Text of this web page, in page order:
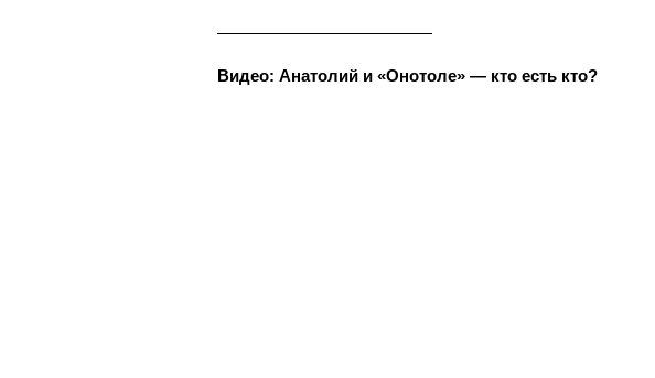
—————————————
Видео: Анатолий и «Онотоле» — кто есть кто?